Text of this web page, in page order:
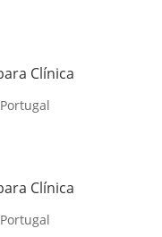
Clínica
Clínica